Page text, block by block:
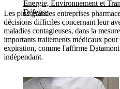
Energie, Environnement et
Défense
Les plus grandes entreprises
décisions difficiles concernant leur
maladies contagieuses, dans la
importants traitements médicaux pour
expiration, comme l'affirme
indépendant.